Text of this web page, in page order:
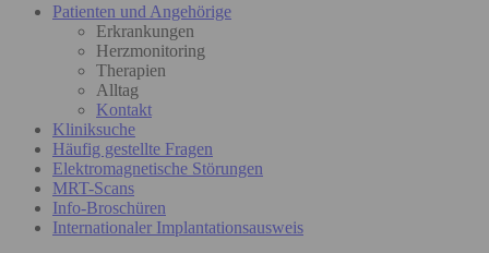
Patienten und Angehörige
Erkrankungen
Herzmonitoring
Therapien
Alltag
Kontakt
Kliniksuche
Häufig gestellte Fragen
Elektromagnetische Störungen
MRT-Scans
Info-Broschüren
Internationaler Implantationsausweis